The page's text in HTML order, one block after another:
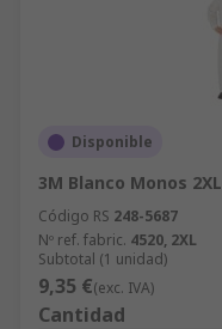
Disponible
3M Blanco Monos 2XL
Código RS 248-5687
Nº ref. fabric. 4520, 2XL
Subtotal (1 unidad)
9,35 €(exc. IVA)
Cantidad